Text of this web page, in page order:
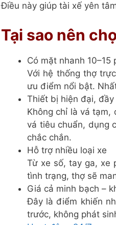
Điều này giúp tài xế yên
Tại sao nên
Có mặt nhanh 10–15
Với hệ thống thợ
ưu điểm nổi bật.
Thiết bị hiện đại,
Không chỉ là vá tạm,
vá tiêu chuẩn, dụng
chắc chắn.
Hỗ trợ nhiều loại xe
Từ xe số, tay ga, xe
tình trạng, thợ sẽ
Giá cả minh bạch –
Đây là điểm khiến
trước, không phát